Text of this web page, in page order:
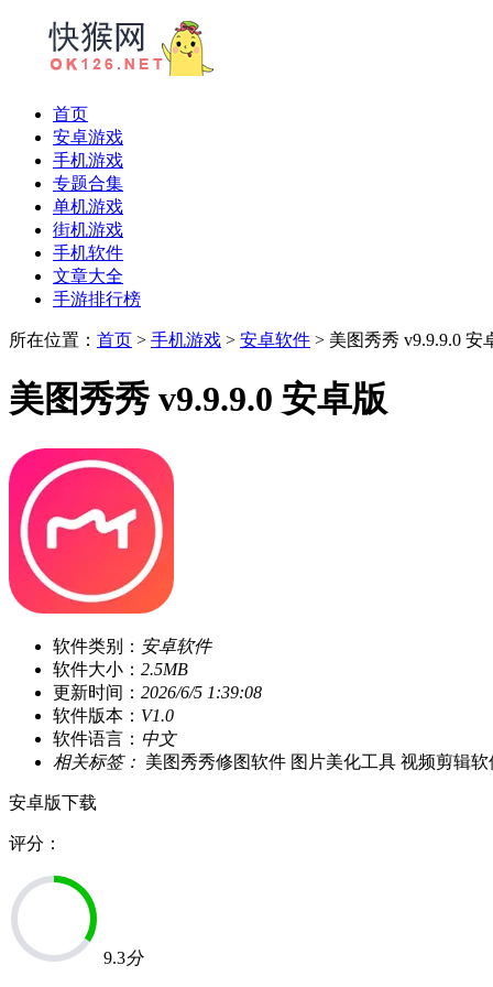
首页
安卓游戏
手机游戏
专题合集
单机游戏
街机游戏
手机软件
文章大全
手游排行榜
所在位置： 首页 > 手机游戏 > 安卓软件 > 美图秀秀 v9.9.9.0 安
美图秀秀 v9.9.9.0 安卓版
软件类别： 安卓软件
软件大小： 2.5MB
更新时间： 2026/6/5 1:39:08
软件版本： V1.0
软件语言： 中文
相关标签： 美图秀秀修图软件 图片美化工具 视频剪辑软
安卓版下载
评分：
9.3分